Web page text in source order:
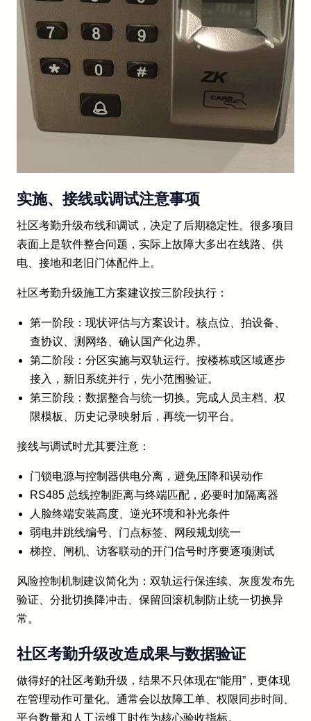
实施、接线或调试注意事项
社区考勤升级布线和调试，决定了后期稳定性。很多项目
表面上是软件整合问题，实际上故障大多出在线路、供
电、接地和老旧门体配件上。
社区考勤升级施工方案建议按三阶段执行：
第一阶段：现状评估与方案设计。核点位、拍设备、
查协议、测网络、确认国产化边界。
第二阶段：分区实施与双轨运行。按楼栋或区域逐步
接入，新旧系统并行，先小范围验证。
第三阶段：数据整合与统一切换。完成人员主档、权
限模板、历史记录映射后，再统一切平台。
接线与调试时尤其要注意：
门锁电源与控制器供电分离，避免压降和误动作
RS485 总线控制距离与终端匹配，必要时加隔离器
人脸终端安装高度、逆光环境和补光条件
弱电井跳线编号、门点标签、网段规划统一
梯控、闸机、访客联动的开门信号时序要逐项测试
风险控制机制建议简化为：双轨运行保连续、灰度发布先
验证、分批切换降冲击、保留回滚机制防止统一切换异
常。
社区考勤升级改造成果与数据验证
做得好的社区考勤升级，结果不只体现在“能用”，更体现
在管理动作可量化。通常会以故障工单、权限同步时间、
平台数量和人工运维工时作为核心验收指标。